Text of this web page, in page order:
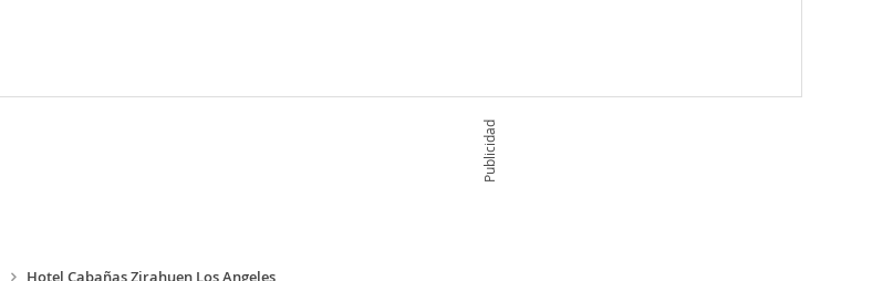
Publicidad
Hotel Cabañas Zirahuen Los Angeles